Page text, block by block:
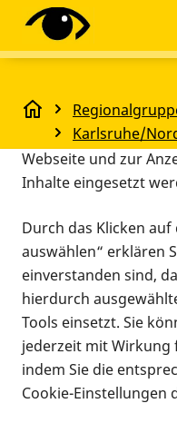
Karlsruhe/
Junges Forum
Junges Forum
Februar
Vorlesen
Informationen
26.02.2022, 16:00
Uhr
Diese Webseite
Tracking-Tools ein.
technisch notwendig
Zwecken sowie zur
Webseite und zur
Inhalte eingesetzt
Durch das Klicken auf
auswählen“ erklären
einverstanden sind,
hierdurch
Tools einsetzt. Sie
jederzeit mit
indem Sie die
Cookie-Einstellungen